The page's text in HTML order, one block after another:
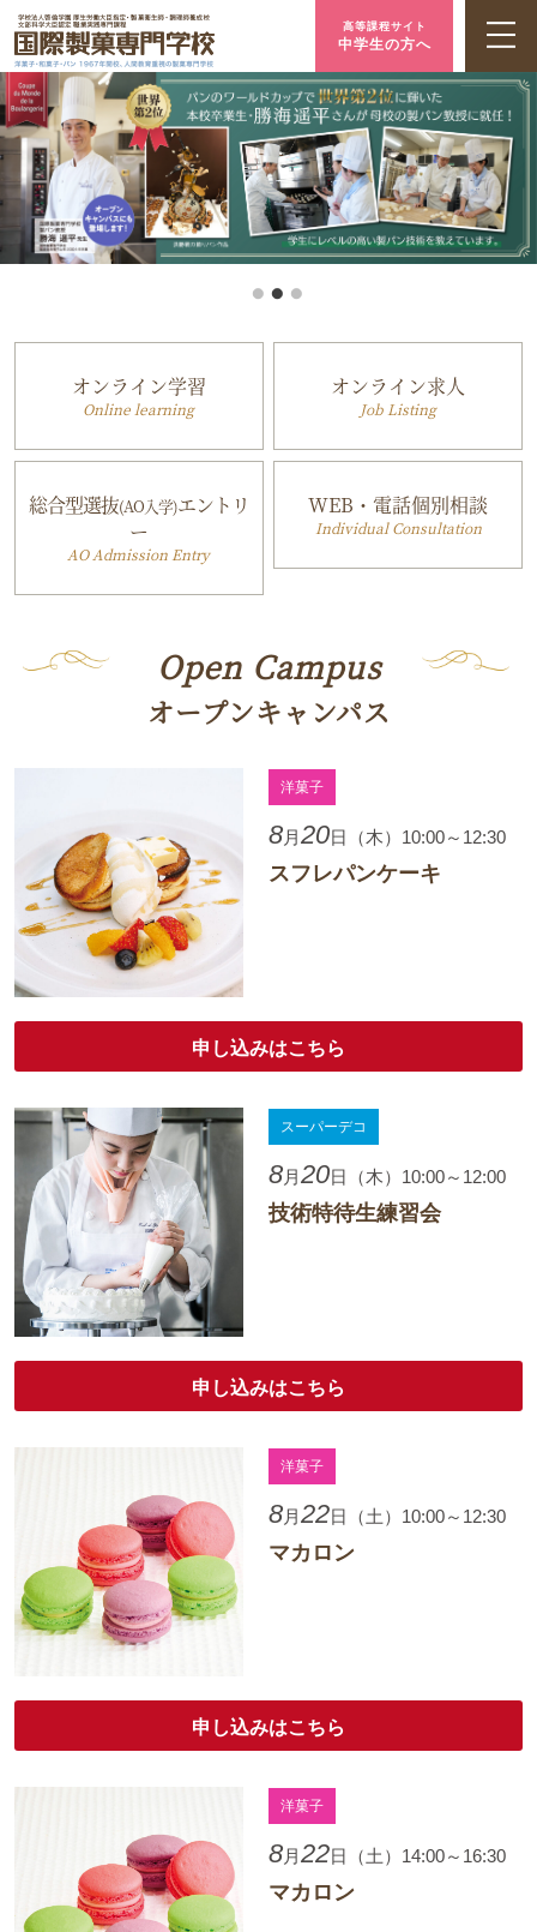
高等課程サイト
中学生の方へ
オンライン学習
Online learning
オンライン求人
Job Listing
総合型選抜(AO入学)エントリ
ー
AO Admission Entry
WEB・電話個別相談
Individual Consultation
Open Campus
オープンキャンパス
洋菓子
8月 20日（木）10:00～12:30
スフレパンケーキ
申し込みはこちら
スーパーデコ
8月 20日（木）10:00～12:00
技術特待生練習会
申し込みはこちら
洋菓子
8月 22日（土）10:00～12:30
マカロン
申し込みはこちら
洋菓子
8月22日（土）14:00～16:30
マカロン